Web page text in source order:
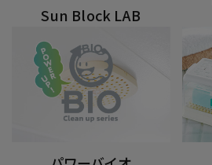
Sun Block LAB